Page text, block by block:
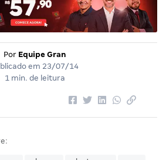
Por Equipe Gran
em 23/07/14
1 min. de leitura